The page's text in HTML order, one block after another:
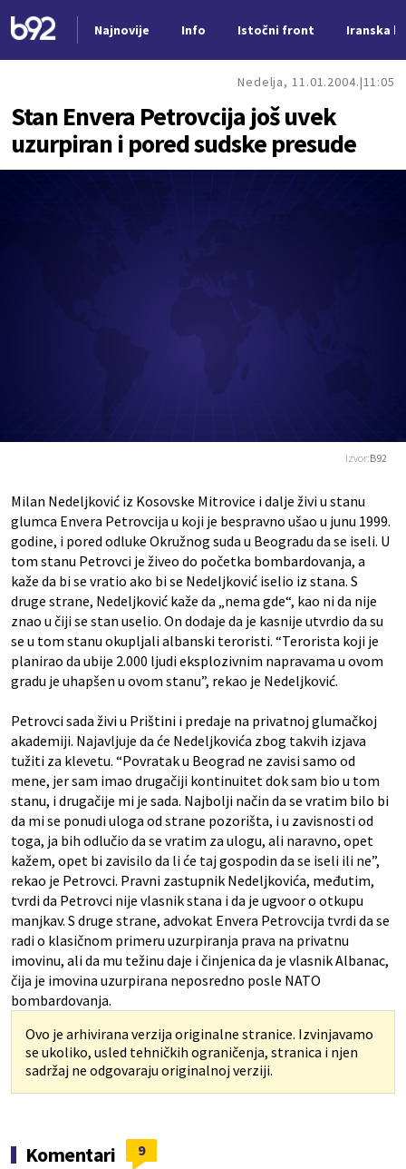
Najnovije Info Istočni front Iranska
Nedelja, 11.01.2004. 11:05
Stan Envera Petrovcija još uvek
uzurpiran i pored sudske presude
Izvor:B92
Milan Nedeljković iz Kosovske Mitrovice i dalje živi u stanu
glumca Envera Petrovcija u koji je bespravno ušao u junu 1999.
godine, i pored odluke Okružnog suda u Beogradu da se iseli. U
tom stanu Petrovci je živeo do početka bombardovanja, a
kaže da bi se vratio ako bi se Nedeljković iselio iz stana. S
druge strane, Nedeljković kaže da „nema gde“, kao ni da nije
znao u čiji se stan uselio. On dodaje da je kasnije utvrdio da su
se u tom stanu okupljali albanski teroristi. “Terorista koji je
planirao da ubije 2.000 ljudi eksplozivnim napravama u ovom
gradu je uhapšen u ovom stanu”, rekao je Nedeljković.
Petrovci sada živi u Prištini i predaje na privatnoj glumačkoj
akademiji. Najavljuje da će Nedeljkovića zbog takvih izjava
tužiti za klevetu. “Povratak u Beograd ne zavisi samo od
mene, jer sam imao drugačiji kontinuitet dok sam bio u tom
stanu, i drugačije mi je sada. Najbolji način da se vratim bilo bi
da mi se ponudi uloga od strane pozorišta, i u zavisnosti od
toga, ja bih odlučio da se vratim za ulogu, ali naravno, opet
kažem, opet bi zavisilo da li će taj gospodin da se iseli ili ne”,
rekao je Petrovci. Pravni zastupnik Nedeljkovića, međutim,
tvrdi da Petrovci nije vlasnik stana i da je ugvoor o otkupu
manjkav. S druge strane, advokat Envera Petrovcija tvrdi da se
radi o klasičnom primeru uzurpiranja prava na privatnu
imovinu, ali da mu težinu daje i činjenica da je vlasnik Albanac,
čija je imovina uzurpirana neposredno posle NATO
bombardovanja.
Ovo je arhivirana verzija originalne stranice. Izvinjavamo
se ukoliko, usled tehničkih ograničenja, stranica i njen
sadržaj ne odgovaraju originalnoj verziji.
Komentari 9